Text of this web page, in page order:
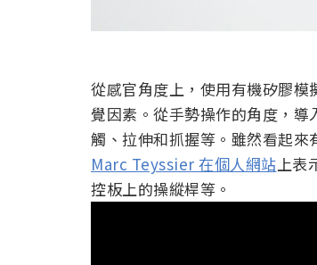
從感官角度上，使用有機矽膠
覺因素。從手勢操作的角度，
觸、拉伸和抓握等。雖然看起
Marc Teyssier 在個人網站 上
控板上的操縱桿等。